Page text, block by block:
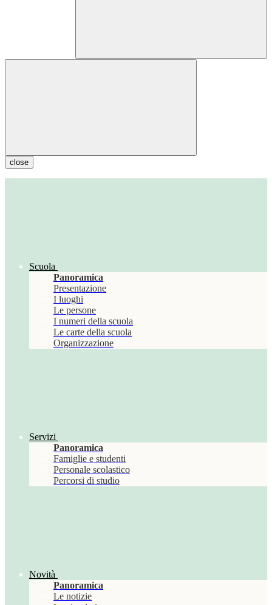
close
Scuola
Panoramica
Presentazione
I luoghi
Le persone
I numeri della scuola
Le carte della scuola
Organizzazione
Servizi
Panoramica
Famiglie e studenti
Personale scolastico
Percorsi di studio
Novità
Panoramica
Le notizie